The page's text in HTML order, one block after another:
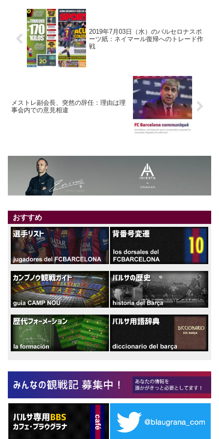
2019年7月03日（水）のバルセロナスポ
ーツ紙：ネイマール復帰へのトレード作
戦
メストレ副会長、突然の辞任：理由は理
事会内での意見相違
おすすめ